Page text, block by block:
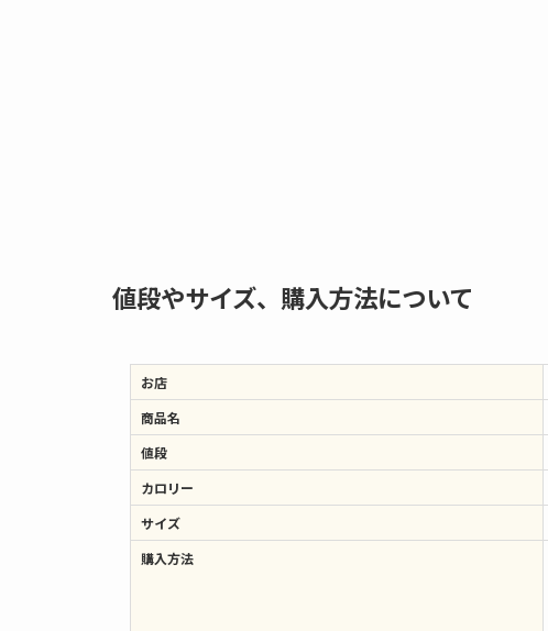
値段やサイズ、購入方法について
お店
商品名
値段
カロリー
サイズ
購入方法